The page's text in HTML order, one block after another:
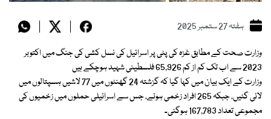
ہفتہ 27 ستمبر 2025
وزارت صحت کے مطابق غزہ کی پٹی پر اسرائیل کی نسل کشی کی جنگ میں اکتوبر
2023 سے اب تک کم از کم 65,926 فلسطینی شہید ہوچکے ہیں
وزارت کے ایک بیان میں کہا گیا کہ گزشتہ 24 گھنٹوں میں 77 لاشیں ہسپتالوں میں
لائی گئیں، جبکہ 265 افراد زخمی ہوئے، جس سے اسرائیلی حملوں میں زخمیوں کی
مجموعی تعداد 167,783 ہوگئی۔